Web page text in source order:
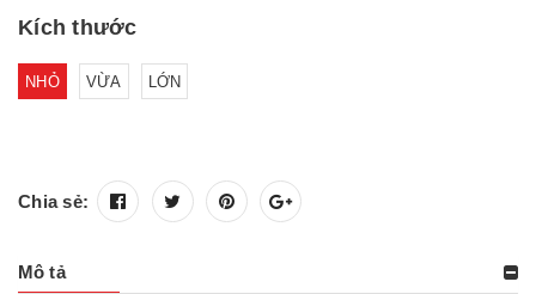
Kích thước
NHỎ VỪA LỚN
Chia sẻ:
Mô tả